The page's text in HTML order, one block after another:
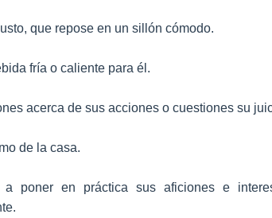
que repose en un sillón cómodo.
fría o caliente para él.
acerca de sus acciones o cuestiones su
de la casa.
poner en práctica sus aficiones e